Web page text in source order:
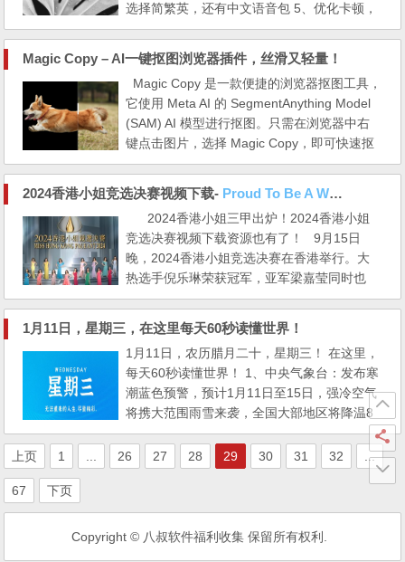
选择简繁英，还有中文语音包 5、优化卡顿，
提升流畅度，修复以往版本很多闪退 BUG
6、几十张地图和对战模式，支持联机 7、还
能改皮肤 8、…… 下载地址： 百度网盘，链
接：https://pan.baidu.com/s/1nIxJA8pOitu2
QsX3_LLKrQ?pwd=jul2 提取码：jul2 阿里云
盘：https://www.aliyu...
Magic Copy – AI一键抠图浏览器插件，丝滑又轻量！
Magic Copy 是一款便捷的浏览器抠图工具，
它使用 Meta AI 的 SegmentAnything Model
(SAM) AI 模型进行抠图。只需在浏览器中右
键点击图片，选择 Magic Copy，即可快速抠
出图片中所需的部分。 Magic Copy – 在 Chr
ome/Firefox 中一键抠图 SAM 模型是 Meta
AI 最新发布的一款人工智能模型，专门用于抠
图。它通过大量图片的训练，可以在任何图像
中一键抠出所需部分，大大提高了抠图的效率
和准...
2024香港小姐竞选决赛视频下载- Proud To Be A Women 有美女镇楼！
2024香港小姐三甲出炉！2024香港小姐
竞选决赛视频下载资源也有了！ 9月15日
晚，2024香港小姐竞选决赛在香港举行。大
热选手倪乐琳荣获冠军，亚军梁嘉莹同时也
是本届最上镜小姐，季军杨梓瑶是“人气王”，
她同时获得了才艺女神大奖、智囊百选女神两
个 奖项。 上届香港小姐三甲冠军庄子
璇、亚军王怡然、季军王敏慈一同盛装...
1月11日，星期三，在这里每天60秒读懂世界！
1月11日，农历腊月二十，星期三！ 在这里，
每天60秒读懂世界！ 1、中央气象台：发布寒
潮蓝色预警，预计1月11日至15日，强冷空气
将携大范围雨雪来袭，全国大部地区将降温8
至12℃； 2、央行：去年人民币存款增加26.2
6万亿元，同比多增6.59万亿元。各主要银行
要合理把握信贷投放节奏，适度靠前发力；
19累计获得32家客户1035架订单，CR929已
完成首轮需求验证； C919...
上页 1 ... 26 27 28 29 30 31 32 ...
67 下页
Copyright © 八叔软件福利收集 保留所有权利.